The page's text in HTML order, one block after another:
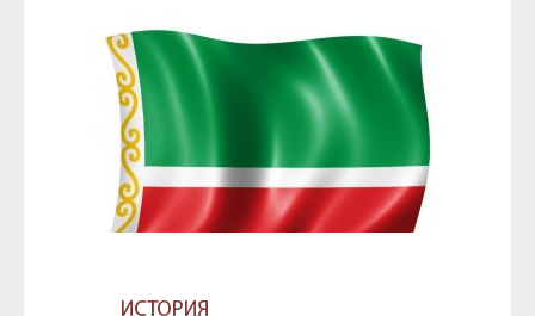
ГЛАВА И ПРАВИТЕЛЬСТВО ЧЕЧЕНСКОЙ